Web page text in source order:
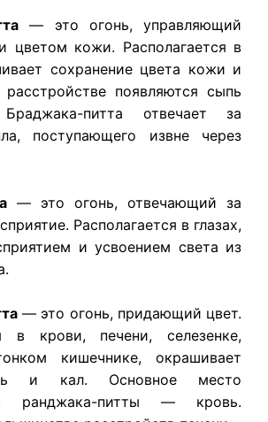
— это огонь, управляющий
цветом кожи. Располагается в
сохранение цвета кожи и
появляются сыпь
питта отвечает за
поступающего извне через
— это огонь, отвечающий за
Располагается в глазах,
и усвоением света из
— это огонь, придающий цвет.
в крови, печени, селезенке,
кишечнике, окрашивает
и кал. Основное место
ранджака-питты — кровь.